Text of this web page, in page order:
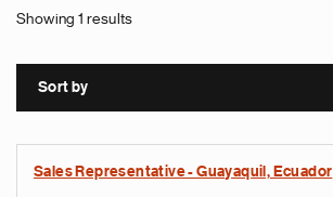
Showing 1 results
Sort by
Sales Representative - Guayaquil, Ecuador